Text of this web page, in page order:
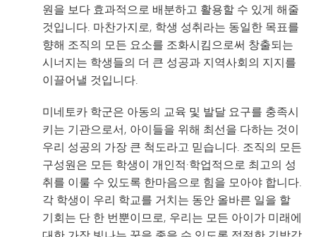
원을 보다 효과적으로 배분하고 활용할 수 있게 해줄
것입니다. 마찬가지로, 학생 성취라는 동일한 목표를
향해 조직의 모든 요소를 조화시킴으로써 창출되는
시너지는 학생들의 더 큰 성공과 지역사회의 지지를
이끌어낼 것입니다.
미네토카 학군은 아동의 교육 및 발달 요구를 충족시
키는 기관으로서, 아이들을 위해 최선을 다하는 것이
우리 성공의 가장 큰 척도라고 믿습니다. 조직의 모든
구성원은 모든 학생이 개인적·학업적으로 최고의 성
취를 이룰 수 있도록 한마음으로 힘을 모아야 합니다.
각 학생이 우리 학교를 거치는 동안 올바른 일을 할
기회는 단 한 번뿐이므로, 우리는 모든 아이가 미래에